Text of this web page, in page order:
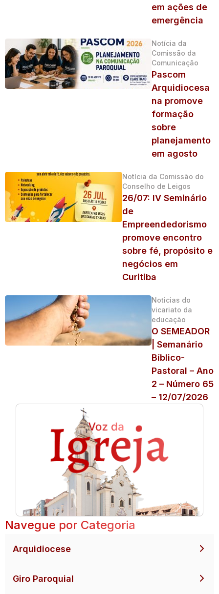
em ações de
emergência
Notícia da
Comissão da
Comunicação
Pascom
Arquidiocesa
na promove
formação
sobre
planejamento
em agosto
Notícia da Comissão do
Conselho de Leigos
26/07: IV Seminário
de
Empreendedorismo
promove encontro
sobre fé, propósito e
negócios em
Curitiba
Noticias do
vicariato da
educação
O SEMEADOR
| Semanário
Bíblico-
Pastoral – Ano
2 – Número 65
– 12/07/2026
Navegue por Categoria
Arquidiocese
Giro Paroquial